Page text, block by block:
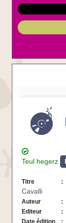
Teul hegerz
Titre
Cavalli
Auteur
Editeur